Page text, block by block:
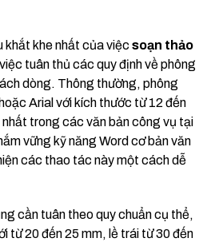
khắt khe nhất của việc soạn thảo
việc tuân thủ các quy định về phông
dòng. Thông thường, phông
Arial với kích thước từ 12 đến
nhất trong các văn bản công vụ tại
vững kỹ năng Word cơ bản văn
các thao tác này một cách dễ
cần tuân theo quy chuẩn cụ thể,
từ 20 đến 25 mm, lề trái từ 30 đến